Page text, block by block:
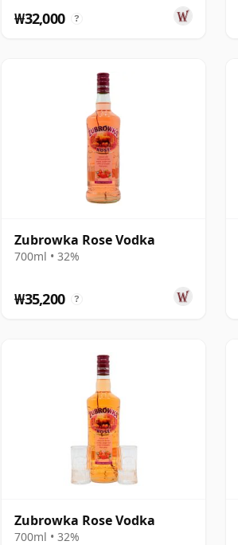
₩32,000 ?
Zubrowka Rose Vodka
700ml • 32%
₩35,200 ?
Zubrowka Rose Vodka
700ml • 32%